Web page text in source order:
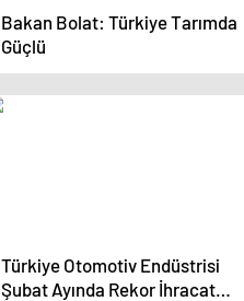
Bakan Bolat: Türkiye Tarımda
Güçlü
Türkiye Otomotiv Endüstrisi
Şubat Ayında Rekor İhracat